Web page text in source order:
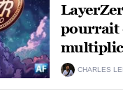
pourrait
CHARLES